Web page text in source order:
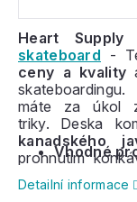
Heart
skateboard -
ceny a kvality
skateboardingu.
máte za úkol
triky. Deska
kanadského
prohnutím
velikosti
ABEC 7zajišťují
Vhodné
Detailní informace